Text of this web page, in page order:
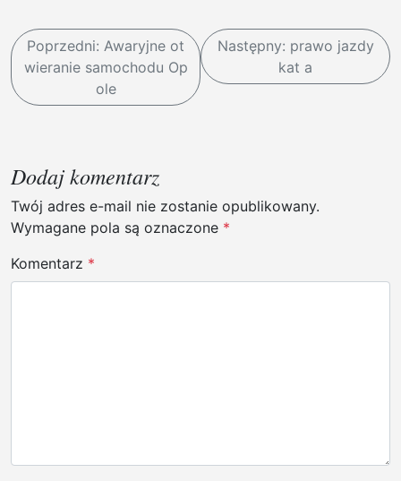
N
w
a
c
j
a
w
Poprzedni: Awaryjne ot
wieranie samochodu Op
ole
Następny: prawo jazdy
kat a
Dodaj komentarz
Twój adres e-mail nie zostanie opublikowany.
Wymagane pola są oznaczone *
Komentarz *